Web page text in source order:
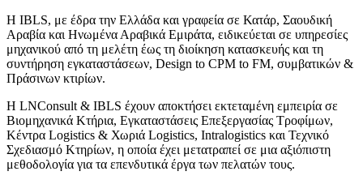
Η IBLS, με έδρα την Ελλάδα και γραφεία σε Κατάρ, Σαουδική
Αραβία και Ηνωμένα Αραβικά Εμιράτα, ειδικεύεται σε υπηρεσίες
μηχανικού από τη μελέτη έως τη διοίκηση κατασκευής και τη
συντήρηση εγκαταστάσεων, Design to CPM to FM, συμβατικών &
Πράσινων κτιρίων.
Η LNConsult & IBLS έχουν αποκτήσει εκτεταμένη εμπειρία σε
Βιομηχανικά Κτήρια, Εγκαταστάσεις Επεξεργασίας Τροφίμων,
Κέντρα Logistics & Χωριά Logistics, Intralogistics και Τεχνικό
Σχεδιασμό Κτηρίων, η οποία έχει μετατραπεί σε μια αξιόπιστη
μεθοδολογία για τα επενδυτικά έργα των πελατών τους.